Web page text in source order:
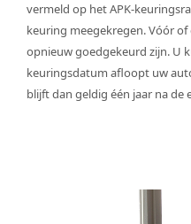
vermeld op het APK-
keuring meegekregen. Vóór
opnieuw goedgekeurd zijn. U
keuringsdatum afloopt uw
blijft dan geldig één jaar na